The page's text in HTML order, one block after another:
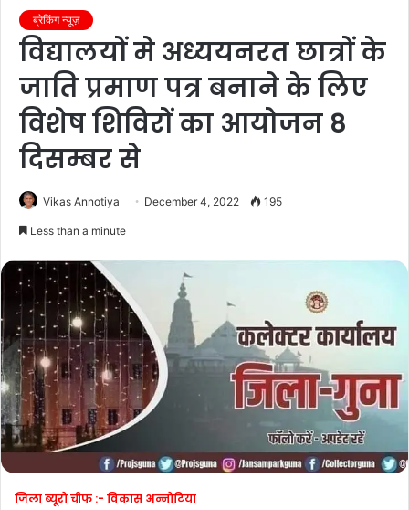
ब्रेकिंग न्यूज़
विद्यालयों मे अध्ययनरत छात्रों के
जाति प्रमाण पत्र बनाने के लिए
विशेष शिविरों का आयोजन 8
दिसम्बर से
Vikas Annotiya December 4, 2022 195
Less than a minute
जिला ब्यूरो चीफ :- विकास अन्नोटिया